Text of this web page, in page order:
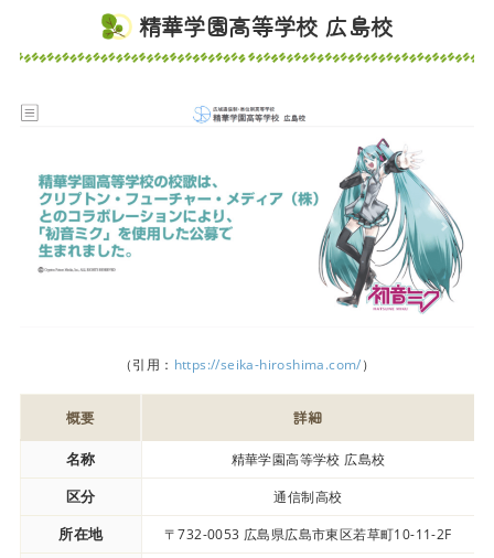
精華学園高等学校 広島校
（引用： https://seika-hiroshima.com/）
概要 詳細
名称 精華学園高等学校 広島校
区分 通信制高校
所在地 〒732-0053 広島県広島市東区若草町10-11-2F